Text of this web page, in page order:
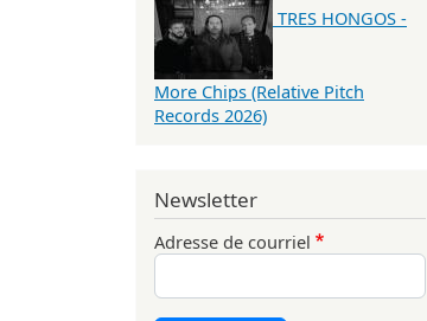
TRES HONGOS -
More Chips (Relative Pitch
Records 2026)
Newsletter
Adresse de courriel